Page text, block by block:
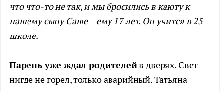
что что-то не так, и мы бросились в каюту к
нашему сыну Саше – ему 17 лет. Он учится в 25
школе.
Парень уже ждал родителейв дверях. Свет
нигде не горел, только аварийный. Татьяна